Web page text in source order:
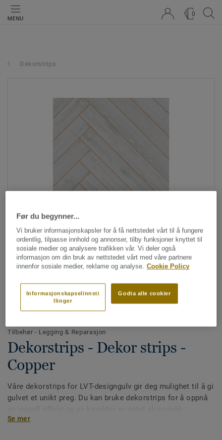
MENU
0
Dekorstrips
Hele kolleksjonen (8)
Tilbehør - Legging & Reparasjon
Dekorstrips - Dekor strips -
Copper
Våre dekorstrips for LVT-designgulv gir deg mulighet til å gi
gulvet et unikt preg. Du kan bruke dekorstrips for å oppnå
Se mer
Før du begynner...
Vi bruker informasjonskapsler for å få nettstedet vårt til å fungere
ordentlig, tilpasse innhold og annonser, tilby funksjoner knyttet til
sosiale medier og analysere trafikken vår. Vi deler også
informasjon om din bruk av nettstedet vårt med våre partnere
innenfor sosiale medier, reklame og analyse. Cookie Policy
Godta alle cookier
Informasjonskapselinnsti
llinger